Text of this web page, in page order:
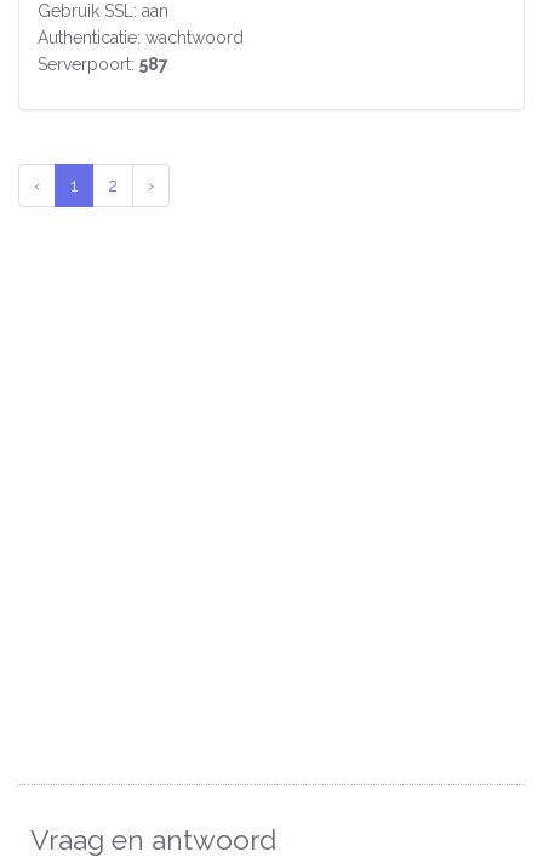
Gebruik SSL: aan
Authenticatie: wachtwoord
Serverpoort: 587
‹ 1 2 ›
Vraag en antwoord